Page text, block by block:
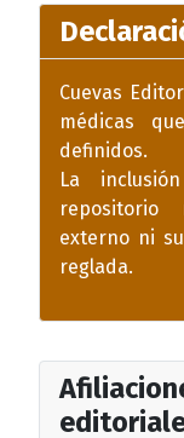
Cuevas
médicas
definidos.
La
repositorio
externo ni
reglada.